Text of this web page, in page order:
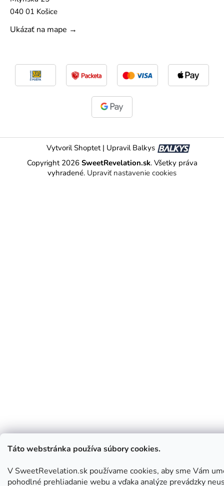
Táto webstránka používa súbory cookies.
V SweetRevelation.sk používame cookies, aby sme Vám
pohodlné prehliadanie webu a vďaka analýze prevádzky
040 01 Košice
Ukázať na mape →
Vytvoril Shoptet | Upravil Balkys
Copyright 2026 SweetRevelation.sk. Všetky práva
vyhradené. Upraviť nastavenie cookies